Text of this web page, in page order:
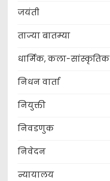
जयंती
ताज्या बातम्या
धार्मिक, कला-सांस्कृतिक
निधन वार्ता
नियुक्ती
निवडणुक
निवेदन
न्यायालय